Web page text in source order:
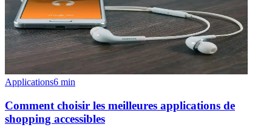
Applications6 min
Comment choisir les meilleures applications de
shopping accessibles